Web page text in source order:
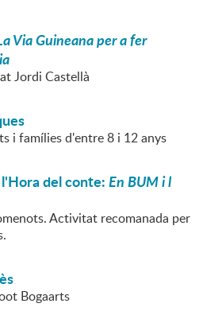
Via Guineana per a fer
Jordi Castellà
i famílies d'entre 8 i 12 anys
del conte:En BUM i l
Activitat recomanada per
Bogaarts